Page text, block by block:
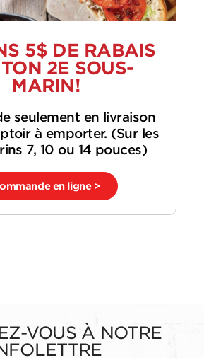
5$ DE RABAIS
2E SOUS-
MARIN!
seulement en livraison
à emporter. (Sur les
7, 10 ou 14 pouces)
en ligne >
VOUS À NOTRE